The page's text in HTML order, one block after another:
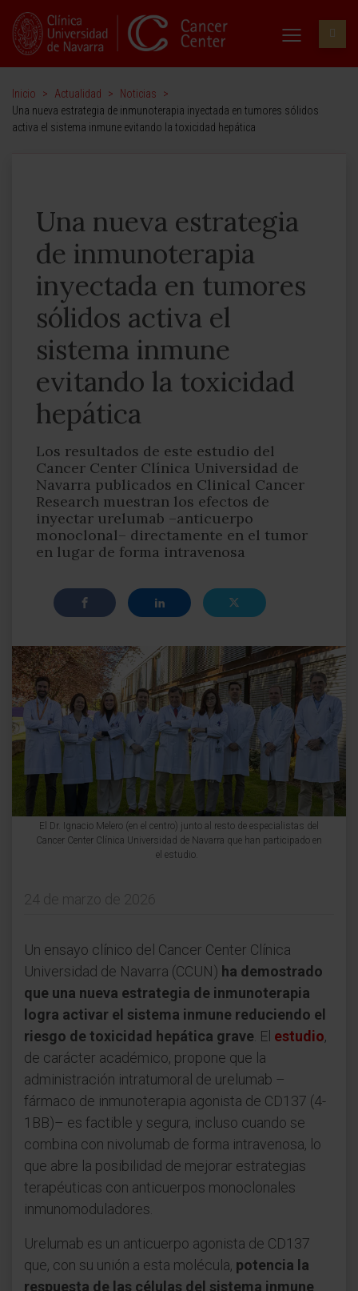
Inicio > Actualidad > Noticias
>
Una nueva estrategia de inmunoterapia inyectada en tumores sólidos
activa el sistema inmune evitando la toxicidad hepática
Una nueva estrategia
de inmunoterapia
inyectada en tumores
sólidos activa el
sistema inmune
evitando la toxicidad
hepática
Los resultados de este estudio del
Cancer Center Clínica Universidad de
Navarra publicados en Clinical Cancer
Research muestran los efectos de
inyectar urelumab –anticuerpo
monoclonal– directamente en el tumor
en lugar de forma intravenosa
El Dr. Ignacio Melero (en el centro) junto al resto de especialistas del
Cancer Center Clínica Universidad de Navarra que han participado en
el estudio.
24 de marzo de 2026
Un ensayo clínico del Cancer Center Clínica
Universidad de Navarra (CCUN) ha demostrado
que una nueva estrategia de inmunoterapia
logra activar el sistema inmune reduciendo el
riesgo de toxicidad hepática grave . El estudio,
de carácter académico, propone que la
administración intratumoral de urelumab –
fármaco de inmunoterapia agonista de CD137 (4-
1BB)– es factible y segura, incluso cuando se
combina con nivolumab de forma intravenosa, lo
que abre la posibilidad de mejorar estrategias
terapéuticas con anticuerpos monoclonales
inmunomoduladores.
Urelumab es un anticuerpo agonista de CD137
que, con su unión a esta molécula, potencia la
respuesta de las células del sistema inmune